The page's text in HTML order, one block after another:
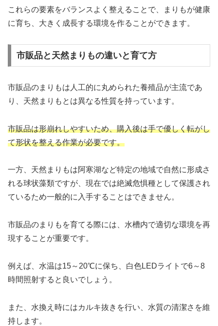
これらの要素をバランスよく整えることで、まりもが健康
に育ち、大きく成長する環境を作ることができます。
市販品と天然まりもの違いと育て方
市販品のまりもは人工的に丸められた養殖品が主流であ
り、天然まりもとは異なる性質を持っています。
市販品は形崩れしやすいため、購入後は手で優しく転がし
て形状を整える作業が必要です。
一方、天然まりもは阿寒湖など特定の地域で自然に形成さ
れる球状藻類ですが、現在では絶滅危惧種として保護され
ているため一般的に入手することはできません。
市販品のまりもを育てる際には、水槽内で適切な環境を再
現することが重要です。
例えば、水温は15～20℃に保ち、白色LEDライトで6～8
時間照射すると良いでしょう。
また、水換え時にはカルキ抜きを行い、水質の清潔さを維
持します。